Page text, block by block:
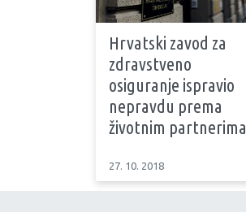
Hrvatski zavod za
zdravstveno
osiguranje ispravio
nepravdu prema
životnim partnerima
27. 10. 2018